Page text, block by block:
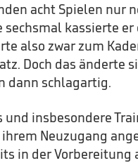
acht Spielen nur
sechsmal kassierte er
also zwar zum
Doch das änderte
dann schlagartig.
und insbesondere
Neuzugang
in der Vorbereitung